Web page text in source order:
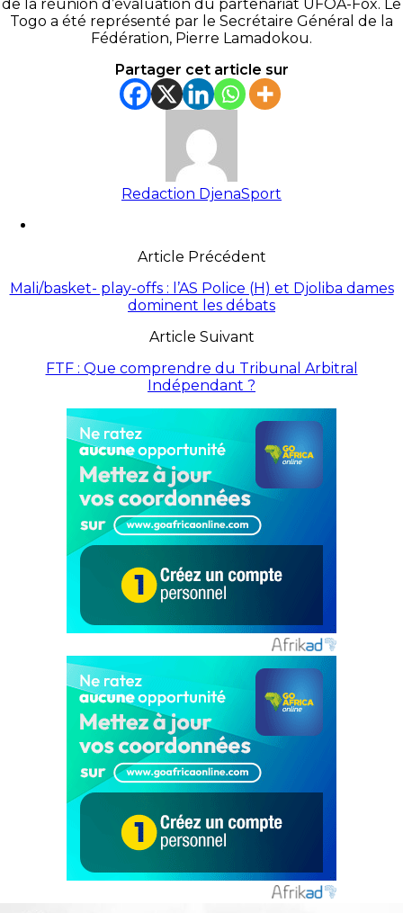
de la réunion d’évaluation du partenariat UFOA-Fox. Le
Togo a été représenté par le Secrétaire Général de la
Fédération, Pierre Lamadokou.
Partager cet article sur
Redaction DjenaSport
Article Précédent
Mali/basket- play-offs : l’AS Police (H) et Djoliba dames
dominent les débats
Article Suivant
FTF : Que comprendre du Tribunal Arbitral
Indépendant ?